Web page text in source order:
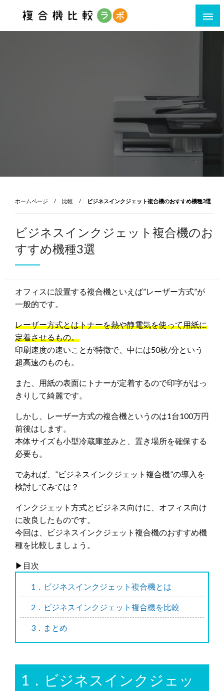
ホームページ 比較 ビジネスインクジェット複合機のおすすめ機種3選
ビジネスインクジェット複合機のお
すすめ機種3選
オフィスに設置する複合機といえば”レーザー方式”が
一般的です。
レーザー方式とはトナーを熱や静電気を使って用紙に
定着させるもの。
印刷速度の速いことが特徴で、中には50枚/分という
超高速のものも。
また、用紙の表面にトナーが定着するので印字がはっ
きりして綺麗です。
しかし、レーザー方式の複合機というのは1台100万円
前後はします。
本体サイズも小型冷蔵庫並みと、置き場所を確保する
必要も。
であれば、”ビジネスインクジェット複合機”の導入を
検討してみては？
インクジェット方式とビジネス向けに、オフィス向け
に改良したものです。
今回は、ビジネスインクジェット複合機のおすすめ機
種を比較しましょう。
▶︎目次
1．ビジネスインクジェット複合機とは
2．ビジネスインクジェット複合機を比較
3．まとめ
1．ビジネスインクジェッ